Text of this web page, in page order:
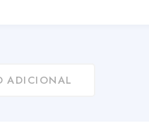
ADICIONAL